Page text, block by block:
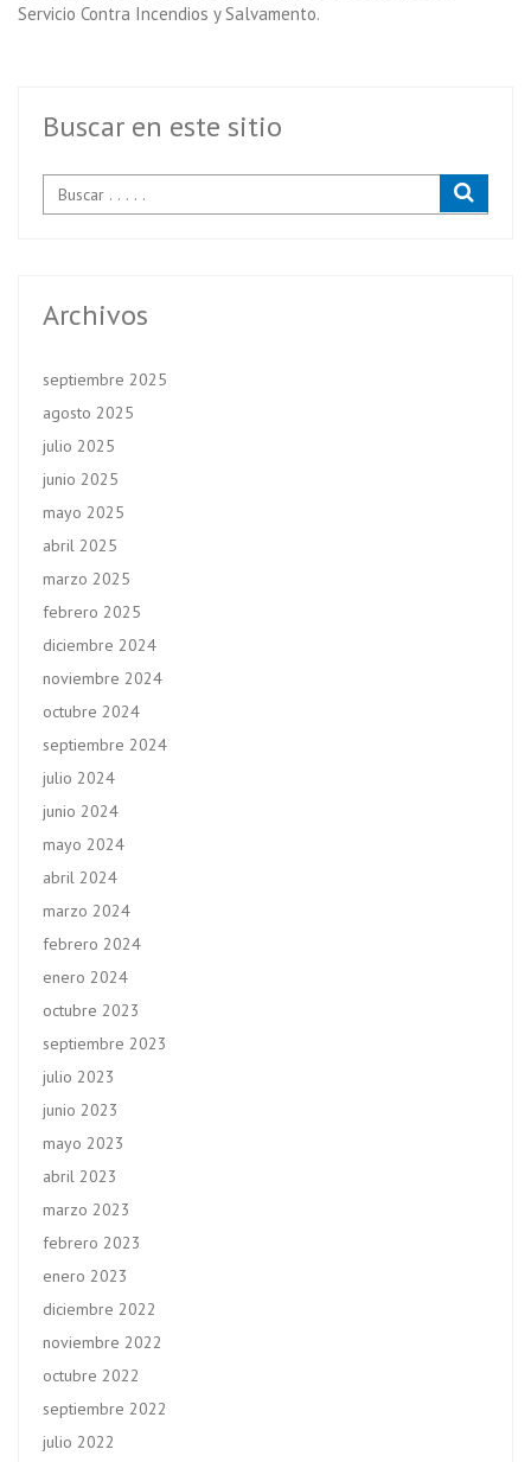
Servicio Contra Incendios y Salvamento.
Buscar en este sitio
Archivos
septiembre 2025
agosto 2025
julio 2025
junio 2025
mayo 2025
abril 2025
marzo 2025
febrero 2025
diciembre 2024
noviembre 2024
octubre 2024
septiembre 2024
julio 2024
junio 2024
mayo 2024
abril 2024
marzo 2024
febrero 2024
enero 2024
octubre 2023
septiembre 2023
julio 2023
junio 2023
mayo 2023
abril 2023
marzo 2023
febrero 2023
enero 2023
diciembre 2022
noviembre 2022
octubre 2022
septiembre 2022
julio 2022